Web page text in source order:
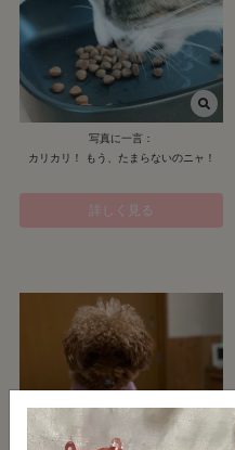
写真に一言：
カリカリ！ もう、たまらないのニャ！
詳しく見る